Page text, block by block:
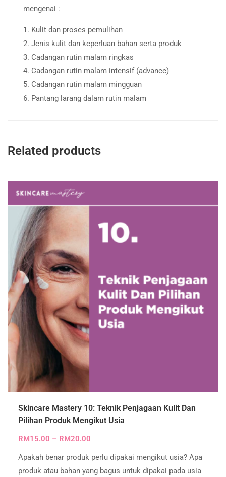
mengenai :
1. Kulit dan proses pemulihan
2. Jenis kulit dan keperluan bahan serta produk
3. Cadangan rutin malam ringkas
4. Cadangan rutin malam intensif (advance)
5. Cadangan rutin malam mingguan
6. Pantang larang dalam rutin malam
Related products
Skincare Mastery 10: Teknik Penjagaan Kulit Dan
Pilihan Produk Mengikut Usia
RM15.00 – RM20.00
Apakah benar produk perlu dipakai mengikut usia? Apa
produk atau bahan yang bagus untuk dipakai pada usia